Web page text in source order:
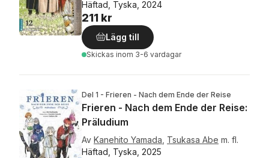
Häftad, Tyska, 2024
211 kr
Lägg till
Skickas inom 3-6 vardagar
Del 1 - Frieren - Nach dem Ende der Reise
Frieren - Nach dem Ende der Reise:
Präludium
Av Kanehito Yamada Tsukasa Abe m. fl.
Häftad, Tyska, 2025